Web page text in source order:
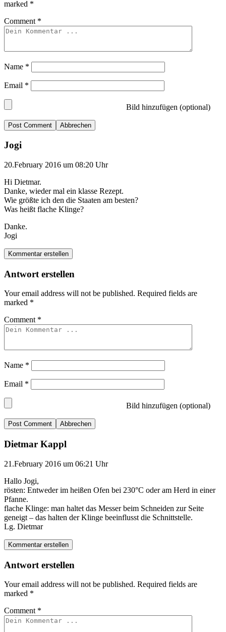
marked *
Comment *
Name *
Email *
Bild hinzufügen (optional)
Abbrechen
Jogi
20.February 2016 um 08:20 Uhr
Hi Dietmar.
Danke, wieder mal ein klasse Rezept.
Wie größte ich den die Staaten am besten?
Was heißt flache Klinge?
Danke.
Jogi
Kommentar erstellen
Antwort erstellen
Your email address will not be published. Required fields are
marked *
Comment *
Name *
Email *
Bild hinzufügen (optional)
Abbrechen
Dietmar Kappl
21.February 2016 um 06:21 Uhr
Hallo Jogi,
rösten: Entweder im heißen Ofen bei 230°C oder am Herd in einer
Pfanne.
flache Klinge: man haltet das Messer beim Schneiden zur Seite
geneigt – das halten der Klinge beeinflusst die Schnittstelle.
Lg. Dietmar
Kommentar erstellen
Antwort erstellen
Your email address will not be published. Required fields are
marked *
Comment *